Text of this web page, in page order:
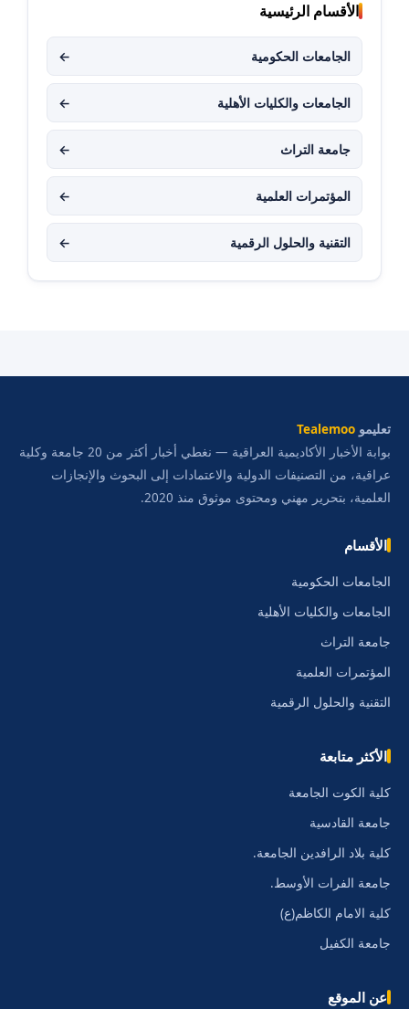
الأقسام الرئيسية
الجامعات الحكومية ←
الجامعات والكليات الأهلية ←
جامعة التراث ←
المؤتمرات العلمية ←
التقنية والحلول الرقمية ←
تعليمو Tealemoo
بوابة الأخبار الأكاديمية العراقية — نغطي أخبار أكثر من 20 جامعة وكلية
عراقية، من التصنيفات الدولية والاعتمادات إلى البحوث والإنجازات
العلمية، بتحرير مهني ومحتوى موثوق منذ 2020.
الأقسام
الجامعات الحكومية
الجامعات والكليات الأهلية
جامعة التراث
المؤتمرات العلمية
التقنية والحلول الرقمية
الأكثر متابعة
كلية الكوت الجامعة
جامعة القادسية
كلية بلاد الرافدين الجامعة.
جامعة الفرات الأوسط.
كلية الامام الكاظم(ع)
جامعة الكفيل
عن الموقع